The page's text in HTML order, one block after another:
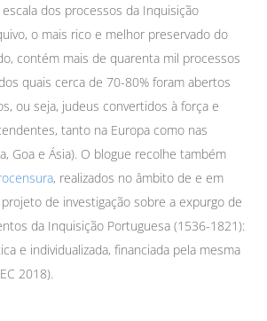
dos processos da Inquisição
o mais rico e melhor preservado do
contém mais de quarenta mil processos
quais cerca de 70-80% foram abertos
ou seja, judeus convertidos à força e
tanto na Europa como nas
Goa e Ásia). O blogue recolhe também
, realizados no âmbito de e em
de investigação sobre a expurgo de
da Inquisição Portuguesa (1536-1821):
e individualizada, financiada pela mesma
2018).